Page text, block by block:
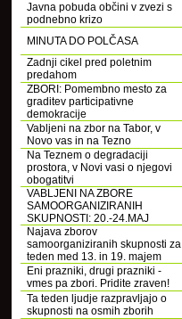
Javna pobuda občini v zvezi s
podnebno krizo
MINUTA DO POLČASA
Zadnji cikel pred poletnim
predahom
ZBORI: Pomembno mesto za
graditev participativne
demokracije
Vabljeni na zbor na Tabor, v
Novo vas in na Tezno
Na Teznem o degradaciji
prostora, v Novi vasi o njegovi
obogatitvi
VABLJENI NA ZBORE
SAMOORGANIZIRANIH
SKUPNOSTI: 20.-24.MAJ
Najava zborov
samoorganiziranih skupnosti za
teden med 13. in 19. majem
Eni prazniki, drugi prazniki -
vmes pa zbori. Pridite zraven!
Ta teden ljudje razpravljajo o
skupnosti na osmih zborih